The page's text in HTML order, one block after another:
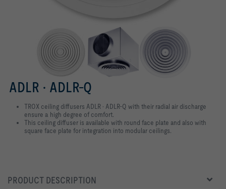
ADLR · ADLR-Q
TROX ceiling diffusers ADLR · ADLR-Q with their radial air discharge
ensure a high degree of comfort.
This ceiling diffuser is available with round face plate and also with
square face plate for integration into modular ceilings.
PRODUCT DESCRIPTION